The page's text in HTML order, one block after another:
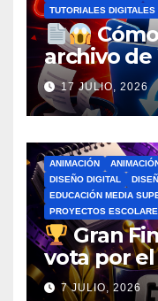
TUTORIALES DIGITALES
archivo
guardado
pánico
17 JULIO, 2026
ANIMACIÓN
DISEÑO DIGITAL
EDUCACIÓN MEDIA
PROYECTOS
Gran
vota por
del Ciclo
7 JULIO, 2026